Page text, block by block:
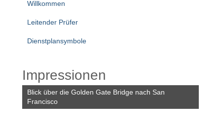
Willkommen
Leitender Prüfer
Dienstplansymbole
Impressionen
Blick über die Golden Gate Bridge nach San
Francisco